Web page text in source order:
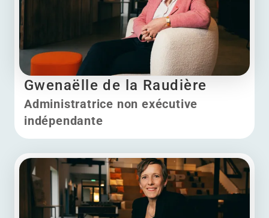
Gwenaëlle de la Raudière
Administratrice non exécutive
indépendante
Gwenaëlle de la Raudière